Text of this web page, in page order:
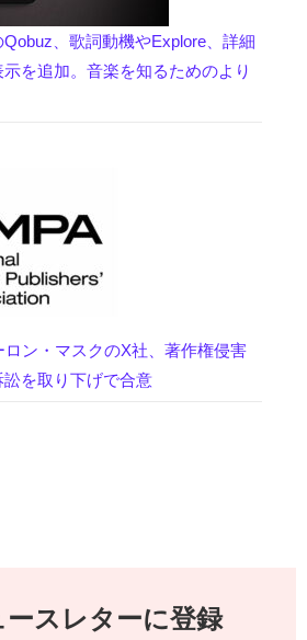
、歌詞動機やExplore、詳細
を追加。音楽を知るためのより
ン・マスクのX社、著作権侵害
を取り下げで合意
ースレターに登録